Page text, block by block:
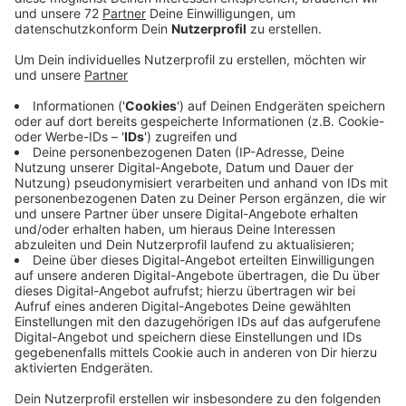
In Coesfeld steht jetzt fest: Es gibt im wieder Laden-
Konzerte. Im Frühjahr hatten zum ersten Mal Musiker
in Geschäften gespielt. Das kam super an. Deshalb
geht die Reihe jetzt weiter. Insgesamt drei
Ladenkonzerte sind geplant:
Donnerstag, 14.9.: Pearlfinder zu Gast bei Hörakustig
Greuling
Donnerstag, 28.9.: Tinnitus zu Gast bei Strick und
Mode Buddenkotte
Donnerstag, 12.10.: Hootin the Blues zu Gast bei
Reisebüro Schlagheck